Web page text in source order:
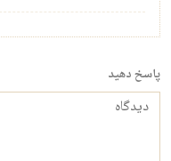
پاسخ دهید
دیدگاه